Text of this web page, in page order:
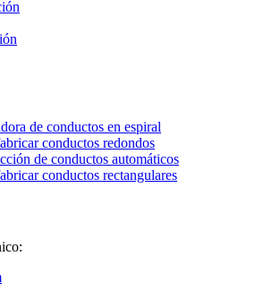
de conductos en espiral
conductos redondos
de conductos automáticos
conductos rectangulares